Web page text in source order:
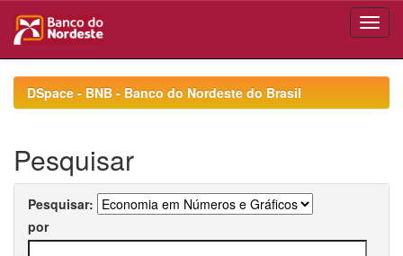
navigationDSpace - BNB - Banco do Nordeste do Brasil
Pesquisar
Pesquisar:
por